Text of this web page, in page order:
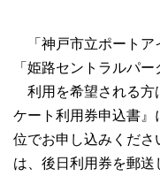
「神戸市立ポートア
「姫路セントラルパ
利用を希望される方
ケート利用券申込書
位でお申し込みくださ
は、後日利用券を郵送